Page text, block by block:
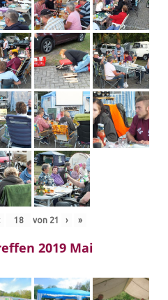
von 21 › »
2019 Mai